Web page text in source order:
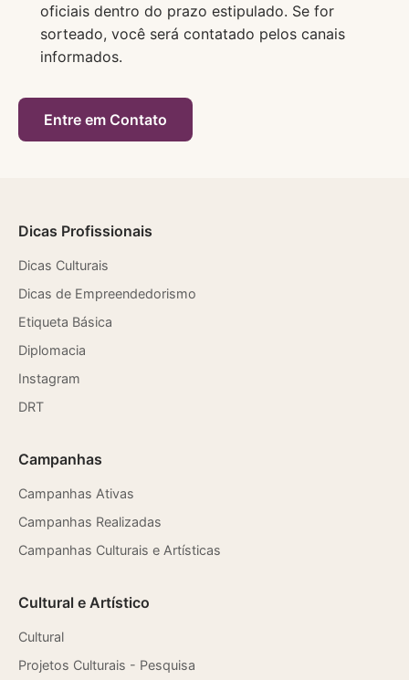
oficiais dentro do prazo estipulado. Se for
sorteado, você será contatado pelos canais
informados.
Entre em Contato
Dicas Profissionais
Dicas Culturais
Dicas de Empreendedorismo
Etiqueta Básica
Diplomacia
Instagram
DRT
Campanhas
Campanhas Ativas
Campanhas Realizadas
Campanhas Culturais e Artísticas
Cultural e Artístico
Cultural
Projetos Culturais - Pesquisa